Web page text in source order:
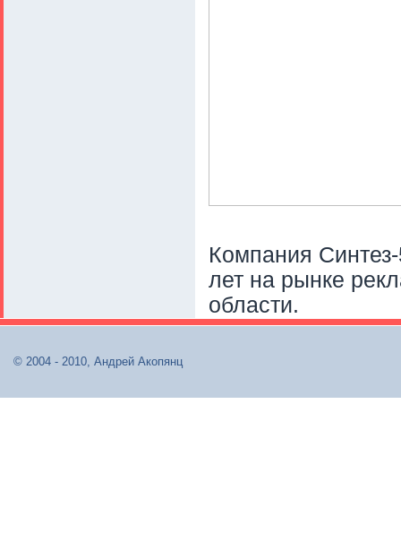
Компания
лет на рынке
области.
© 2004 - 2010, Андрей Акопянц